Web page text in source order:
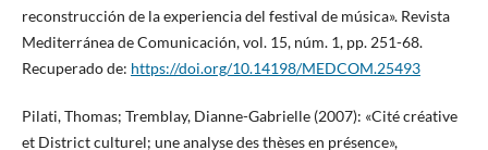
reconstrucción de la experiencia del festival de música». Revista
Mediterránea de Comunicación, vol. 15, núm. 1, pp. 251-68.
Recuperado de: https://doi.org/10.14198/MEDCOM.25493
Pilati, Thomas; Tremblay, Dianne-Gabrielle (2007): «Cité créative
et District culturel; une analyse des thèses en présence»,